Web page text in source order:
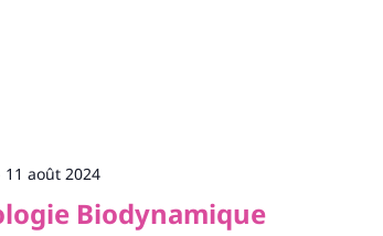
Biodynamique
11 août 2024